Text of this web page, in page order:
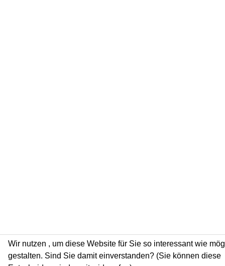
Wir nutzen , um diese Website für Sie so interessant wie
gestalten. Sind Sie damit einverstanden? (Sie können diese